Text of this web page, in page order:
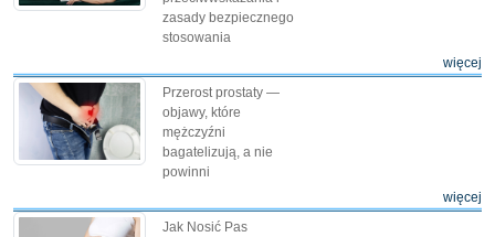
zasady bezpiecznego
stosowania
więcej
Przerost prostaty —
objawy, które
mężczyźni
bagatelizują, a nie
powinni
więcej
Jak Nosić Pas